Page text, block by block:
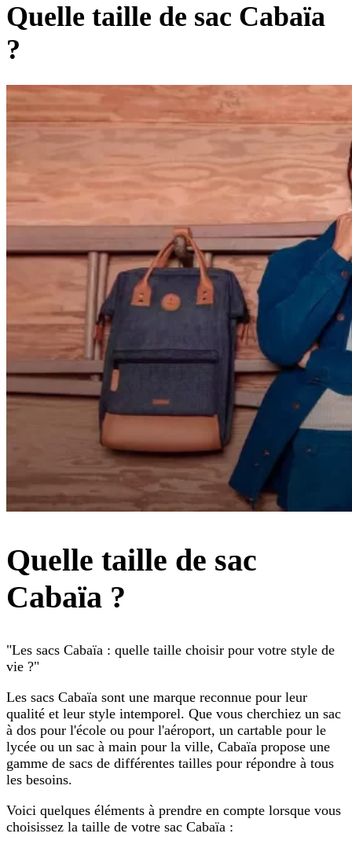
Quelle taille de sac Cabaïa
?
Quelle taille de sac
Cabaïa ?
"Les sacs Cabaïa : quelle taille choisir pour votre style de
vie ?"
Les sacs Cabaïa sont une marque reconnue pour leur
qualité et leur style intemporel. Que vous cherchiez un sac
à dos pour l'école ou pour l'aéroport, un cartable pour le
lycée ou un sac à main pour la ville, Cabaïa propose une
gamme de sacs de différentes tailles pour répondre à tous
les besoins.
Voici quelques éléments à prendre en compte lorsque vous
choisissez la taille de votre sac Cabaïa :